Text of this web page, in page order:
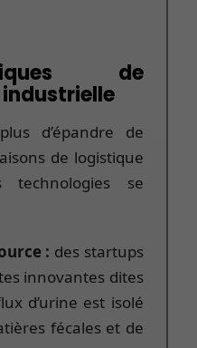
de
d’épandre de
de logistique
technologies se
: des startups
innovantes dites
d’urine est isolé
fécales et de